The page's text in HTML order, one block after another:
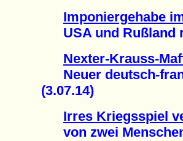
Imponiergehabe
USA und Rußland
Nexter-Krauss-
Neuer deutsch-
(3.07.14)
Irres Kriegsspiel
von zwei